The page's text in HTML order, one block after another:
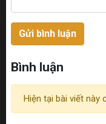
Gửi bình luận
Bình luận
Hiện tại bài viết này